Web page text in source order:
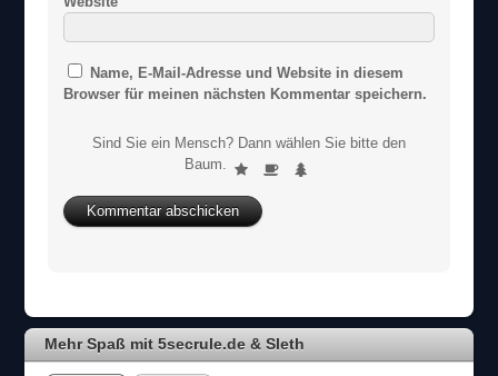
Name, E-Mail-Adresse und Website in diesem
Browser für meinen nächsten Kommentar speichern.
Sind Sie ein Mensch? Dann wählen Sie bitte den
Baum. S
n
d
i
n
Mehr Spaß mit 5secrule.de & Sleth